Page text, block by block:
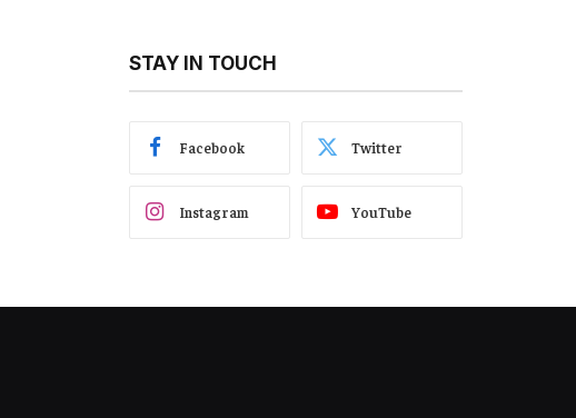
STAY IN TOUCH
Facebook Twitter
Instagram YouTube